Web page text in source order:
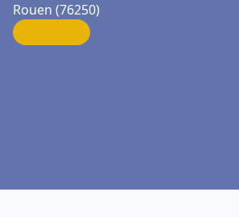
Rouen (76250)